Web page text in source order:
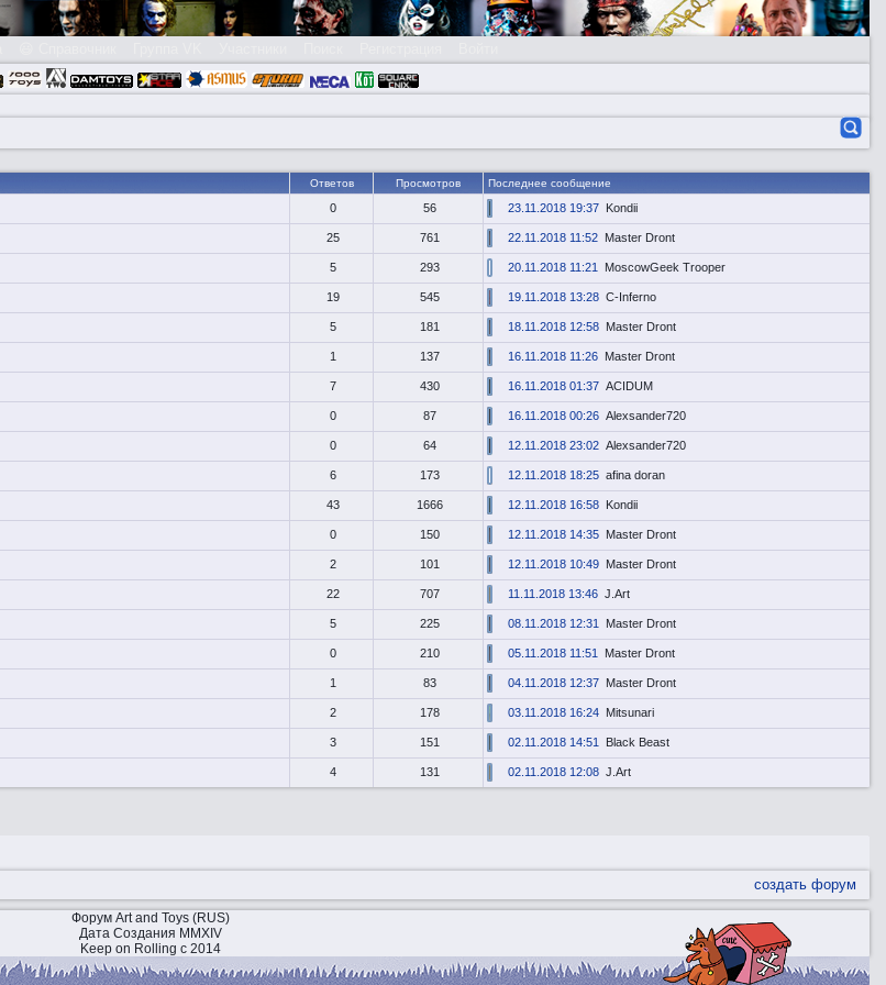
Ответов Просмотров Последнее сообщение
0 56 23.11.2018 19:37 Kondii
25 761 22.11.2018 11:52 Master Dront
5 293 20.11.2018 11:21 MoscowGeek Trooper
19 545 19.11.2018 13:28 C-Inferno
5 181 18.11.2018 12:58 Master Dront
1 137 16.11.2018 11:26 Master Dront
7 430 16.11.2018 01:37 ACIDUM
0 87 16.11.2018 00:26 Alexsander720
0 64 12.11.2018 23:02 Alexsander720
6 173 12.11.2018 18:25 afina doran
43 1666 12.11.2018 16:58 Kondii
0 150 12.11.2018 14:35 Master Dront
2 101 12.11.2018 10:49 Master Dront
22 707 11.11.2018 13:46 J.Art
5 225 08.11.2018 12:31 Master Dront
0 210 05.11.2018 11:51 Master Dront
1 83 04.11.2018 12:37 Master Dront
2 178 03.11.2018 16:24 Mitsunari
3 151 02.11.2018 14:51 Black Beast
4 131 02.11.2018 12:08 J.Art
создать форум
Форум Art and Toys (RUS)
Дата Создания MMXIV
Keep on Rolling с 2014